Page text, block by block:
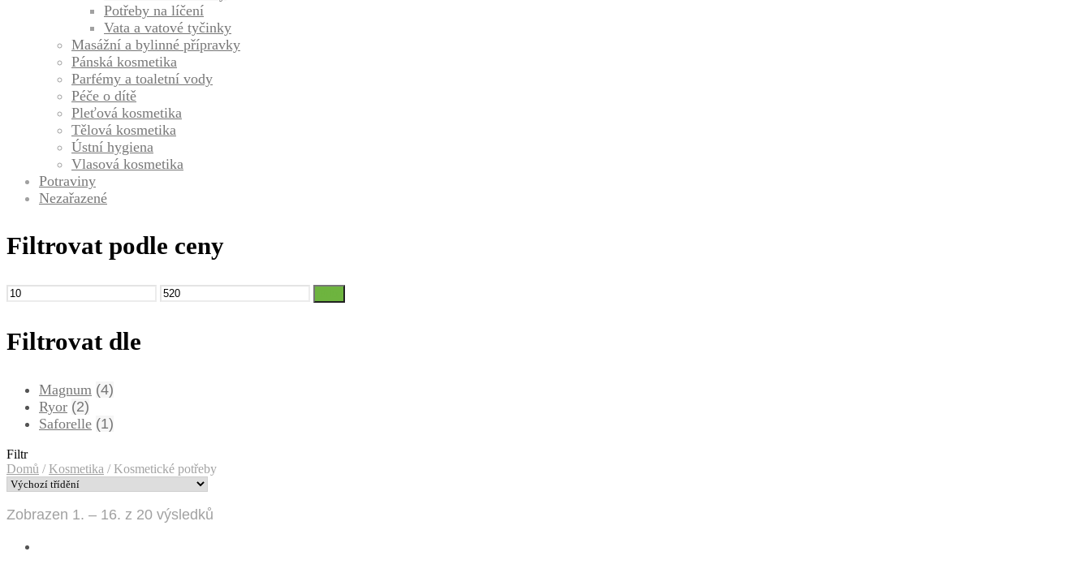
Potřeby na líčení
Vata a vatové tyčinky
Masážní a bylinné přípravky
Pánská kosmetika
Parfémy a toaletní vody
Péče o dítě
Pleťová kosmetika
Tělová kosmetika
Ústní hygiena
Vlasová kosmetika
Potraviny
Nezařazené
Filtrovat podle ceny
Minimální
cena
Maximální
cena
Filtrovat dle
Magnum (4)
Ryor (2)
Saforelle (1)
Filtr
Domů / Kosmetika /Kosmetické potřeby
Zobrazen 1. – 16. z 20 výsledků